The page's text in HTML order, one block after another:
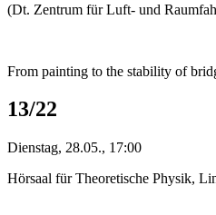
(Dt. Zentrum für Luft- und
From painting to the stability of
13/22
Dienstag, 28.05., 17:00
Hörsaal für Theoretische Physik,